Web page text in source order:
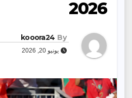
2026
By
kooora24
يونيو 20, 2026